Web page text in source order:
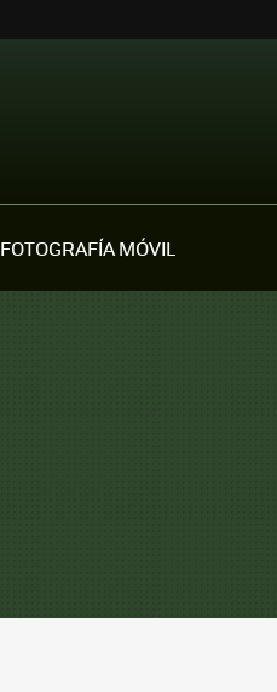
FOTOGRAFÍA MÓVIL